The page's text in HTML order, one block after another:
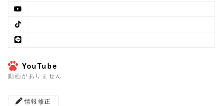
YouTube
動画がありません
情報修正